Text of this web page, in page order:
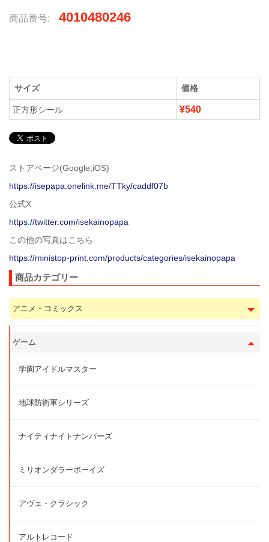
商品番号: 4010480246
サイズ 価格
正方形シール ¥540
ストアページ(Google,iOS)
https://isepapa.onelink.me/TTky/caddf07b
公式X
https://twitter.com/isekainopapa
この他の写真はこちら
https://ministop-print.com/products/categories/isekainopapa
商品カテゴリー
アニメ・コミックス
ゲーム
学園アイドルマスター
地球防衛軍シリーズ
ナイティナイトナンバーズ
ミリオンダラーボーイズ
アヴェ・クラシック
アルトレコード